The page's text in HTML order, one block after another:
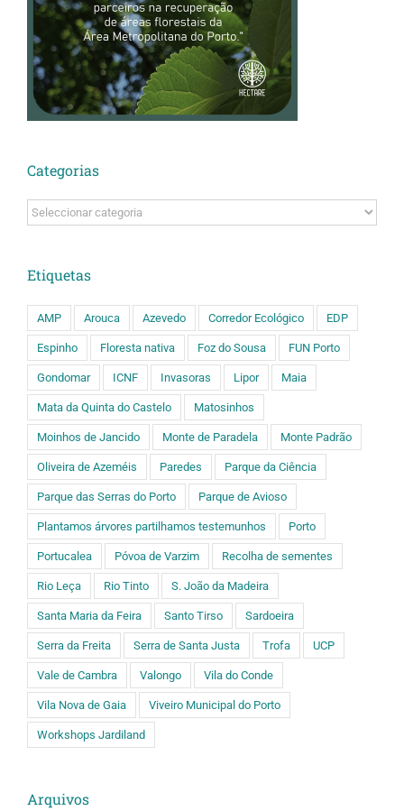
Categorias
Categorias
Etiquetas
AMP Arouca Azevedo Corredor Ecológico EDP
Espinho Floresta nativa Foz do Sousa FUN Porto
Gondomar ICNF Invasoras Lipor Maia
Mata da Quinta do Castelo Matosinhos
Moinhos de Jancido Monte de Paradela Monte Padrão
Oliveira de Azeméis Paredes Parque da Ciência
Parque das Serras do Porto Parque de Avioso
Plantamos árvores partilhamos testemunhos Porto
Portucalea Póvoa de Varzim Recolha de sementes
Rio Leça Rio Tinto S. João da Madeira
Santa Maria da Feira Santo Tirso Sardoeira
Serra da Freita Serra de Santa Justa Trofa UCP
Vale de Cambra Valongo Vila do Conde
Vila Nova de Gaia Viveiro Municipal do Porto
Workshops Jardiland
Arquivos